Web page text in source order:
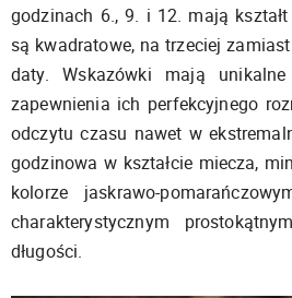
godzinach 6., 9. i 12. mają
są kwadratowe, na trzeciej
daty. Wskazówki mają
zapewnienia ich perfekcyjnego
odczytu czasu nawet w
godzinowa w kształcie miecza,
kolorze jaskrawo-
charakterystycznym
długości.